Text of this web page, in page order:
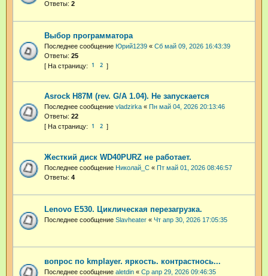
Ответы: 2
Выбор программатора
Последнее сообщение Юрий1239 « Сб май 09, 2026 16:43:39
Ответы: 25
1 2
Asrock H87M (rev. G/A 1.04). Не запускается
Последнее сообщение vladzirka « Пн май 04, 2026 20:13:46
Ответы: 22
1 2
Жесткий диск WD40PURZ не работает.
Последнее сообщение Николай_С « Пт май 01, 2026 08:46:57
Ответы: 4
Lenovo E530. Циклическая перезагрузка.
Последнее сообщение Slavheater « Чт апр 30, 2026 17:05:35
вопрос по kmplayer. яркость. контрастнось...
Последнее сообщение aletdin « Ср апр 29, 2026 09:46:35